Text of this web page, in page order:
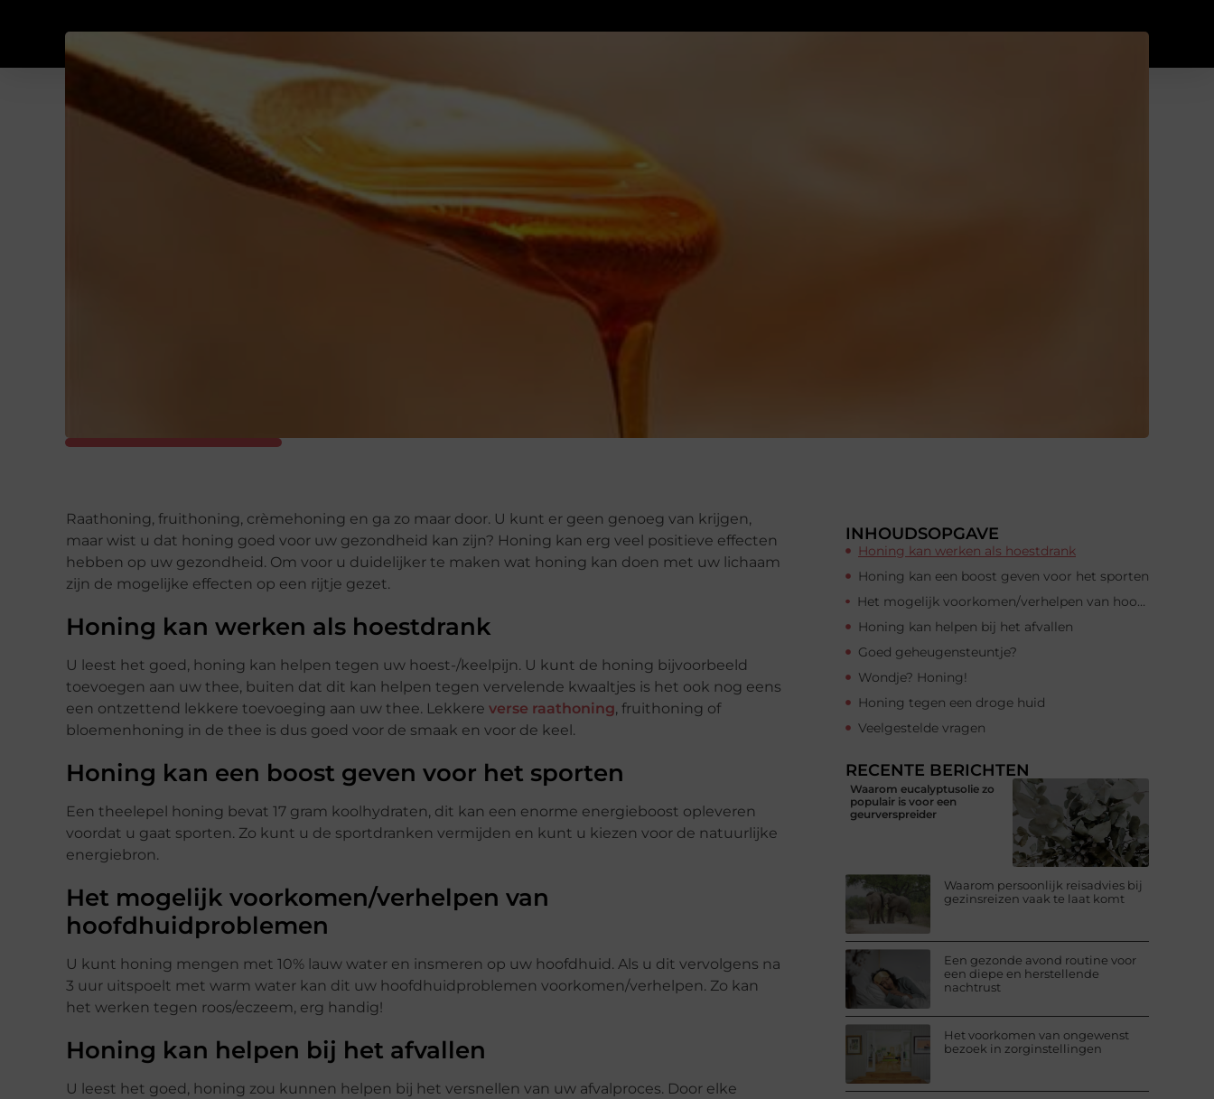
Raathoning, fruithoning, crèmehoning en ga zo maar door. U kunt er geen genoeg van krijgen,
maar wist u dat honing goed voor uw gezondheid kan zijn? Honing kan erg veel positieve effecten
hebben op uw gezondheid. Om voor u duidelijker te maken wat honing kan doen met uw lichaam
zijn de mogelijke effecten op een rijtje gezet.
Honing kan werken als hoestdrank
U leest het goed, honing kan helpen tegen uw hoest-/keelpijn. U kunt de honing bijvoorbeeld
toevoegen aan uw thee, buiten dat dit kan helpen tegen vervelende kwaaltjes is het ook nog eens
een ontzettend lekkere toevoeging aan uw thee. Lekkere verse raathoning, fruithoning of
bloemenhoning in de thee is dus goed voor de smaak en voor de keel.
Honing kan een boost geven voor het sporten
Een theelepel honing bevat 17 gram koolhydraten, dit kan een enorme energieboost opleveren
voordat u gaat sporten. Zo kunt u de sportdranken vermijden en kunt u kiezen voor de natuurlijke
energiebron.
Het mogelijk voorkomen/verhelpen van
hoofdhuidproblemen
U kunt honing mengen met 10% lauw water en insmeren op uw hoofdhuid. Als u dit vervolgens na
3 uur uitspoelt met warm water kan dit uw hoofdhuidproblemen voorkomen/verhelpen. Zo kan
het werken tegen roos/eczeem, erg handig!
Honing kan helpen bij het afvallen
U leest het goed, honing zou kunnen helpen bij het versnellen van uw afvalproces. Door elke
INHOUDSOPGAVE
Honing kan werken als hoestdrank
Honing kan een boost geven voor het sporten
Het mogelijk voorkomen/verhelpen van hoofdhuidproblemen
Honing kan helpen bij het afvallen
Goed geheugensteuntje?
Wondje? Honing!
Honing tegen een droge huid
Veelgestelde vragen
RECENTE BERICHTEN
Waarom eucalyptusolie zo
populair is voor een
geurverspreider
Waarom persoonlijk reisadvies bij
gezinsreizen vaak te laat komt
Een gezonde avond routine voor
een diepe en herstellende
nachtrust
Het voorkomen van ongewenst
bezoek in zorginstellingen